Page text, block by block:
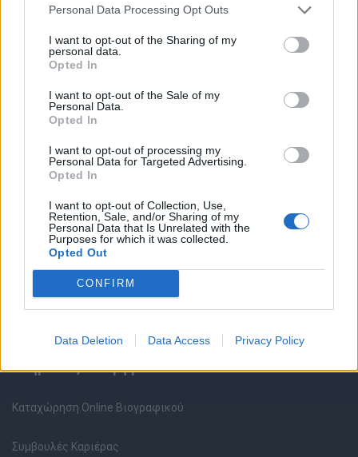
Personal Data Processing Opt Outs
I want to opt-out of the Sharing of my
personal data.
Opted In
I want to opt-out of the Sale of my
Personal Data.
Opted In
I want to opt-out of processing my
Personal Data for Targeted Advertising.
Opted In
I want to opt-out of Collection, Use,
Retention, Sale, and/or Sharing of my
Personal Data that Is Unrelated with the
Purposes for which it was collected.
Opted Out
CONFIRM
Data Deletion Data Access Privacy Policy
Θέσεις εργασίας
Όλες οι Θέσεις Εργασίας
Θέσεις Εργασίας ανά Ειδικότητα
Θέσεις Εργασίας ανά Εταιρεία
Υπηρεσίες υποψηφίων
Καταχώρηση Online Βιογραφικού
Συμβουλές Καριέρας